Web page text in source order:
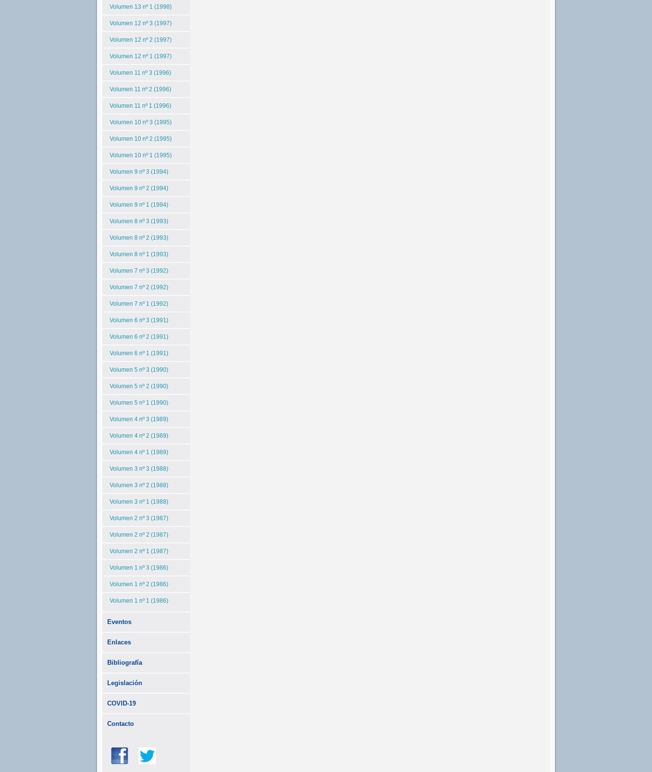
Volumen 13 nº 1 (1998)
Volumen 12 nº 3 (1997)
Volumen 12 nº 2 (1997)
Volumen 12 nº 1 (1997)
Volumen 11 nº 3 (1996)
Volumen 11 nº 2 (1996)
Volumen 11 nº 1 (1996)
Volumen 10 nº 3 (1995)
Volumen 10 nº 2 (1995)
Volumen 10 nº 1 (1995)
Volumen 9 nº 3 (1994)
Volumen 9 nº 2 (1994)
Volumen 9 nº 1 (1994)
Volumen 8 nº 3 (1993)
Volumen 8 nº 2 (1993)
Volumen 8 nº 1 (1993)
Volumen 7 nº 3 (1992)
Volumen 7 nº 2 (1992)
Volumen 7 nº 1 (1992)
Volumen 6 nº 3 (1991)
Volumen 6 nº 2 (1991)
Volumen 6 nº 1 (1991)
Volumen 5 nº 3 (1990)
Volumen 5 nº 2 (1990)
Volumen 5 nº 1 (1990)
Volumen 4 nº 3 (1989)
Volumen 4 nº 2 (1989)
Volumen 4 nº 1 (1989)
Volumen 3 nº 3 (1988)
Volumen 3 nº 2 (1988)
Volumen 3 nº 1 (1988)
Volumen 2 nº 3 (1987)
Volumen 2 nº 2 (1987)
Volumen 2 nº 1 (1987)
Volumen 1 nº 3 (1986)
Volumen 1 nº 2 (1986)
Volumen 1 nº 1 (1986)
Eventos
Enlaces
Bibliografía
Legislación
COVID-19
Contacto